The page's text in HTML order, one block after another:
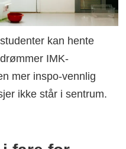
kan hente
IMK-
mer inspo-vennlig
ikke står i sentrum.